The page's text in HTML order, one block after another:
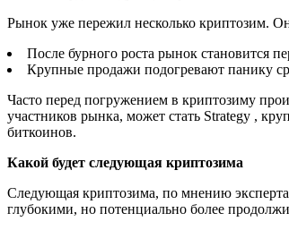
Рынок уже пережил несколько криптозим.
После бурного роста рынок становится
Крупные продажи подогревают панику
Часто перед погружением в криптозиму
участников рынка, может стать Strategy ,
биткоинов.
Какой будет следующая криптозима
Следующая криптозима, по мнению
глубокими, но потенциально более